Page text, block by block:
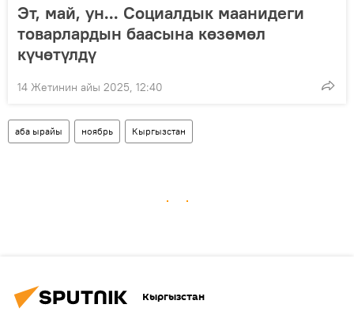
Эт, май, ун... Социалдык маанидеги
товарлардын баасына көзөмөл
күчөтүлдү
14 Жетинин айы 2025, 12:40
аба ырайы ноябрь Кыргызстан
Кыргызстан